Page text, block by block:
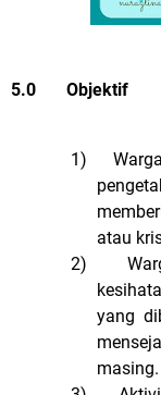
5.0 Objektif
1) Warga
atau
2) Warga
yang
masing.